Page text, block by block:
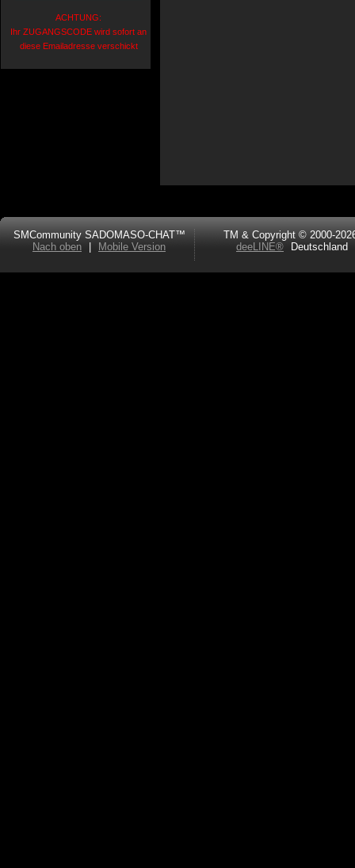
ACHTUNG:
Ihr ZUGANGSCODE wird sofort an
diese Emailadresse verschickt
SMCommunity SADOMASO-CHAT™
Nach oben
Mobile Version
TM & Copyright © 2000-
deeLINE®
Deutschland